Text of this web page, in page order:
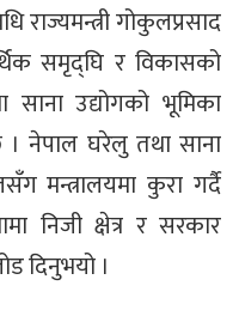
राज्यमन्त्री गोकुलप्रसाद
समृद्घि र विकासको
उद्योगको भूमिका
नेपाल घरेलु तथा साना
मन्त्रालयमा कुरा गर्दै
निजी क्षेत्र र सरकार
दिनुभयो ।